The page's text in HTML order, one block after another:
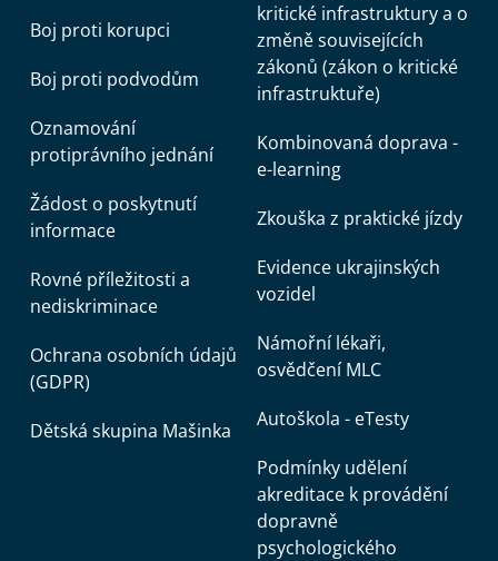
Boj proti korupci
Boj proti podvodům
Oznamování
protiprávního jednání
Žádost o poskytnutí
informace
Rovné příležitosti a
nediskriminace
Ochrana osobních údajů
(GDPR)
Dětská skupina Mašinka
kritické infrastruktury a o
změně souvisejících
zákonů (zákon o kritické
infrastruktuře)
Kombinovaná doprava -
e-learning
Zkouška z praktické jízdy
Evidence ukrajinských
vozidel
Námořní lékaři,
osvědčení MLC
Autoškola - eTesty
Podmínky udělení
akreditace k provádění
dopravně
psychologického